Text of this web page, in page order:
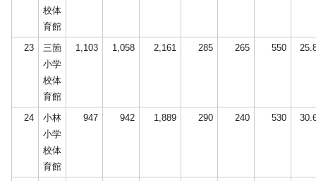
校体
育館
23
三箇
小学
校体
育館
1,103 1,058 2,161 285 265 550
24
小林
小学
校体
育館
947 942 1,889 290 240 530